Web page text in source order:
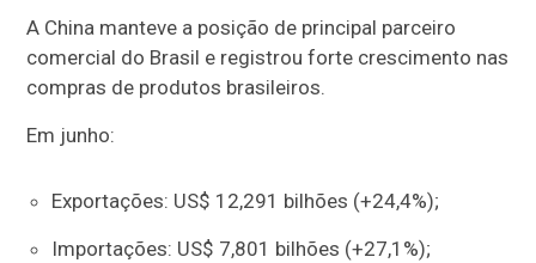
A China manteve a posição de principal parceiro
comercial do Brasil e registrou forte crescimento nas
compras de produtos brasileiros.
Em junho:
Exportações: US$ 12,291 bilhões (+24,4%);
Importações: US$ 7,801 bilhões (+27,1%);